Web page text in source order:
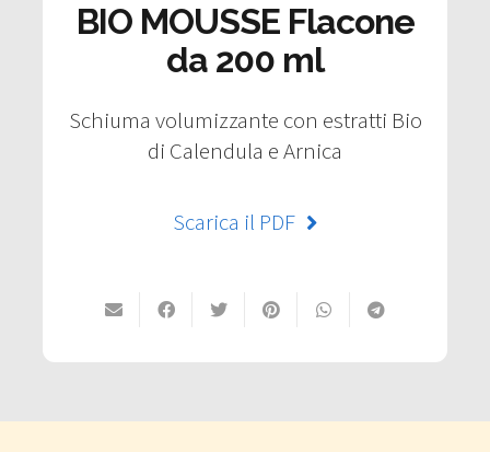
BIO MOUSSE Flacone
da 200 ml
Schiuma volumizzante con estratti Bio
di Calendula e Arnica
Scarica il PDF